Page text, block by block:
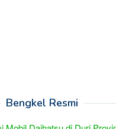
Bengkel Resmi